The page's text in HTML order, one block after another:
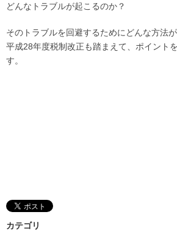
どんなトラブルが起こるのか？
そのトラブルを回避するためにどんな方法
平成28年度税制改正も踏まえて、ポイント
す。
カテゴリ